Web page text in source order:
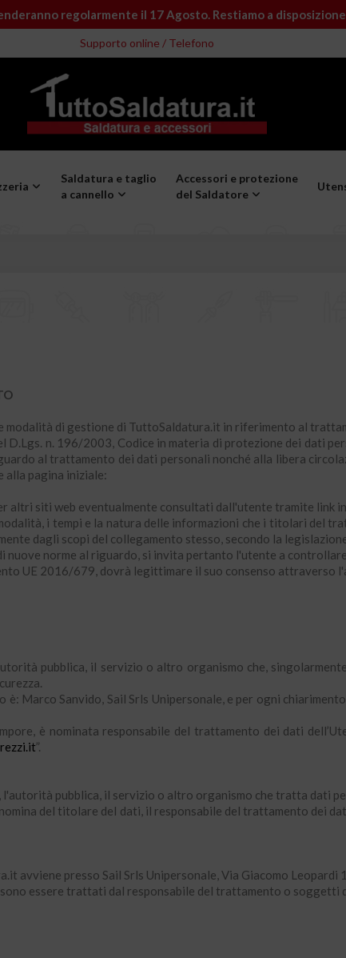
regolarmente il 17 Agosto. Restiamo a
Supporto online / Telefono
Saldatura e taglio
a cannello
Accessori e protezione
del Saldatore
modalità di gestione di TuttoSaldatura.it in riferimento al
n. 196/2003, Codice in materia di protezione dei dati
al trattamento dei dati personali nonché alla libera
pagina iniziale:
altri siti web eventualmente consultati dall'utente tramite link
i tempi e la natura delle informazioni che i titolari del
dagli scopi del collegamento stesso, secondo la
nuove norme al riguardo, si invita pertanto l'utente a
UE 2016/679, dovrà legittimare il suo consenso attraverso
pubblica, il servizio o altro organismo che,
Marco Sanvido, Sail Srls Unipersonale, e per ogni
è nominata responsabile del trattamento dei dati
”.
pubblica, il servizio o altro organismo che tratta dati
del titolare del dati, il responsabile del trattamento dei
presso Sail Srls Unipersonale, Via Giacomo Leopardi
essere trattati dal responsabile del trattamento o soggetti